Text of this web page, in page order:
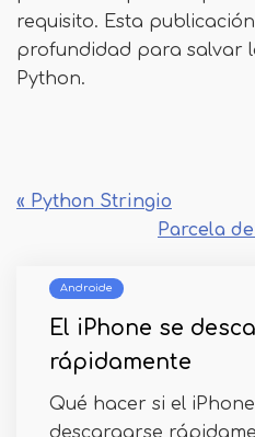
requisito. Esta
profundidad para salvar
Python.
« Python Stringio
Parcela
Androide
El iPhone se
rápidamente
Qué hacer si el
descargarse